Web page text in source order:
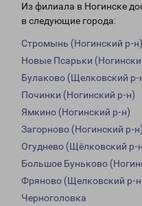
Из филиала в Ногинске
в следующие города:
Стромынь (Ногинский р-н)
Новые Псарьки
Булаково (Щелковский р-
Починки (Ногинский р-н)
Ямкино (Ногинский р-н)
Загорново (Ногинский р-н)
Огуднево (Щёлковский р-
Большое Буньково
Фряново (Щелковский р-
Черноголовка